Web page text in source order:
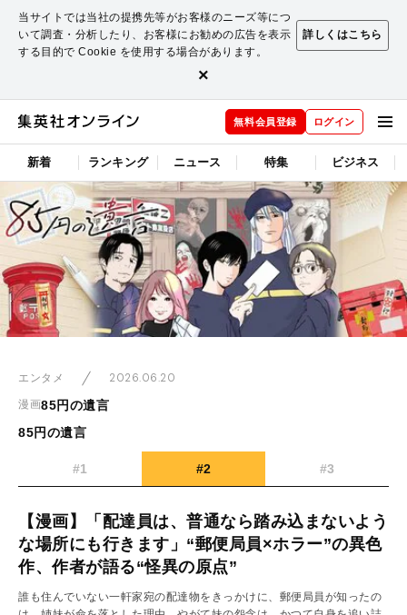
当サイトでは当社の提携先等がお客様のニーズ等につ
いて調査・分析したり、お客様にお勧めの広告を表示
する目的で Cookie を使用する場合があります。
詳しくはこちら
×
無料会員登録 ログイン
新着 ランキング ニュース 特集 ビジネス
エンタメ 2026.06.20
漫画85円の遺言
85円の遺言
#1 #2 #3
【漫画】「配達員は、普通なら踏み込まないよう
な場所にも行きます」“郵便局員×ホラー”の異色
作、作者が語る“怪異の原点”
誰も住んでいない一軒家宛の配達物をきっかけに、郵便局員が知ったの